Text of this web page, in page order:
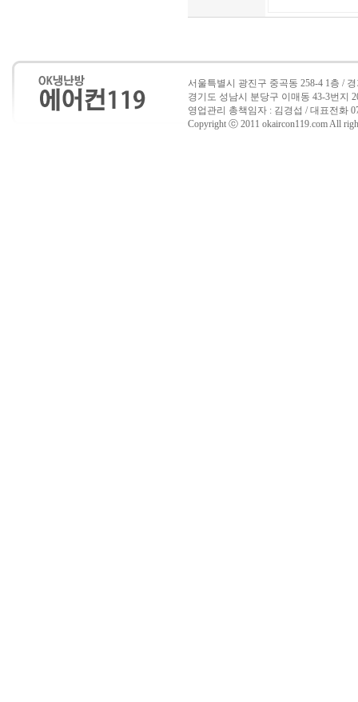
서울특별시 광진구 중곡동 258-4 1층 /
경기도 성남시 분당구 이매동 43-3번지
영업관리 총책임자 : 김경섭 / 대표전화
Copyright ⓒ 2011 okaircon119.com All